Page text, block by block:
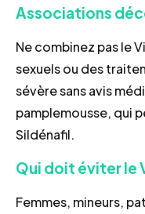
Associations
Ne combinez pas le
sexuels ou des
sévère sans avis
pamplemousse, qui
Sildénafil.
Qui doit éviter le
Femmes, mineurs,